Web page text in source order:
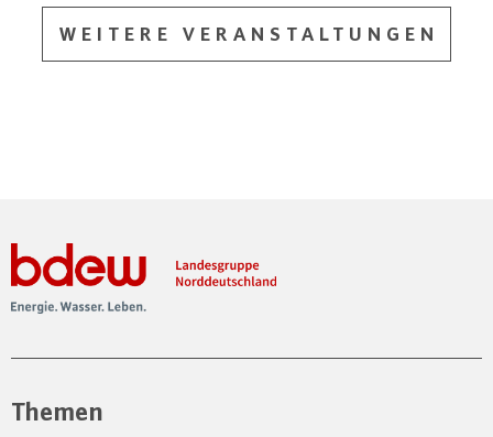
WEITERE VERANSTALTUNGEN
Themen